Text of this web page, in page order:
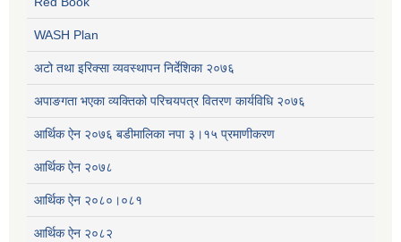
WASH Plan
अटो तथा इरिक्सा व्यवस्थापन निर्देशिका २०७६
अपाङगता भएका व्यक्तिको परिचयपत्र वितरण कार्यविधि २०७६
आर्थिक ऐन २०७६ बडीमालिका नपा ३।१५ प्रमाणीकरण
आर्थिक ऐन २०७८
आर्थिक ऐन २०८०।०८१
आर्थिक ऐन २०८२